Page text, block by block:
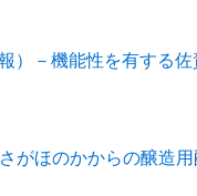
）－機能性を有する
がほのかからの醸造